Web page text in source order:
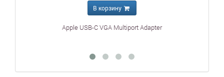
В корзину
Apple USB-C VGA Multiport Adapter